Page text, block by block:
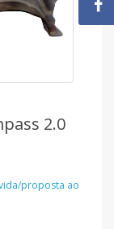
2.0
proposta ao